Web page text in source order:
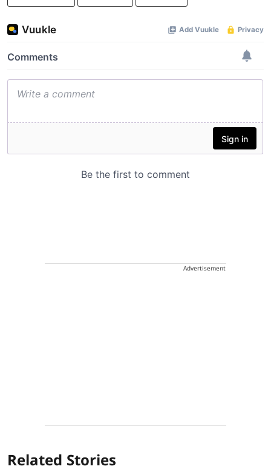
Advertisement
Related Stories